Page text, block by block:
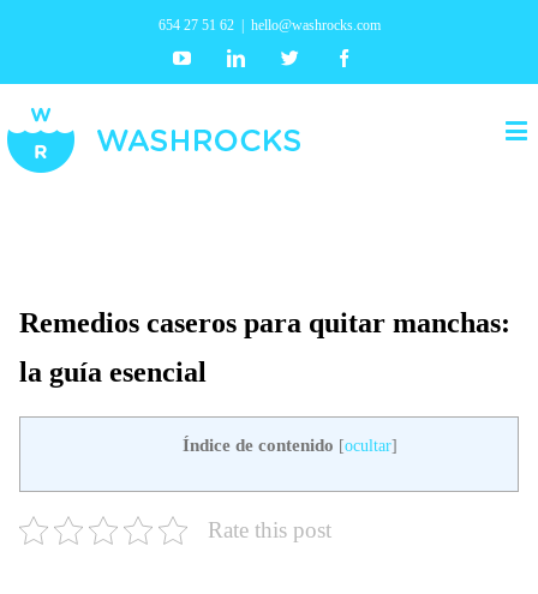
654 27 51 62 hello@washrocks.com
YoutubeLinkedin Twitter
Remedios caseros para quitar manchas:
la guía esencial
Índice de contenido [ocultar]
Rate this post